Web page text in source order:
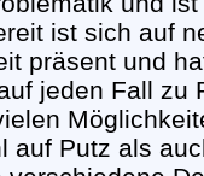
ist sich auf
präsent und
jeden Fall zu
auf Putz als